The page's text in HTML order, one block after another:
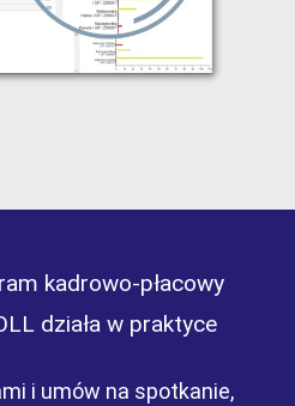
kadrowo-płacowy
działa w praktyce
i umów na spotkanie,